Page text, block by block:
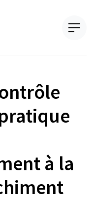
à la